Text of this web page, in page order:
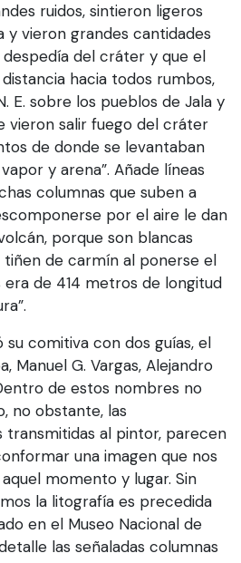
ruidos, sintieron ligeros
vieron grandes cantidades
del cráter y que el
hacia todos rumbos,
E. sobre los pueblos de Jala y
vieron salir fuego del cráter
de donde se levantaban
y arena”. Añade líneas
columnas que suben a
por el aire le dan
porque son blancas
de carmín al ponerse el
era de 414 metros de longitud
comitiva con dos guías, el
Manuel G. Vargas, Alejandro
de estos nombres no
no obstante, las
transmitidas al pintor, parecen
una imagen que nos
momento y lugar. Sin
la litografía es precedida
en el Museo Nacional de
las señaladas columnas